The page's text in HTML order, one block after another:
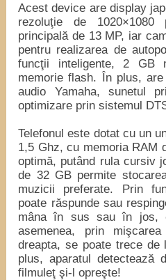
Acest device are display
rezoluţie de
principală de 13 MP, iar
pentru realizarea de
funcţii inteligente, 2 GB
memorie flash. În plus,
audio Yamaha, sunetul
optimizare prin sistemul
Telefonul este dotat cu un
1,5 Ghz, cu memoria RAM
optimă, putând rula cursiv
de 32 GB permite
muzicii preferate. Prin
poate răspunde sau
mâna în sus sau în jos,
asemenea, prin
dreapta, se poate trece
plus, aparatul detectează
filmuleţ şi-l opreşte!